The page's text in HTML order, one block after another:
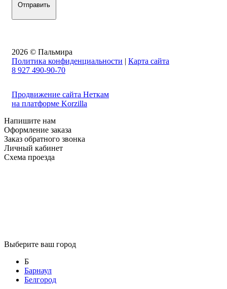
2026 © Пальмира
Политика конфиденциальности | Карта сайта
8 927 490-90-70
Продвижение сайта Неткам
на платформе Korzilla
Напишите нам
Оформление заказа
Заказ обратного звонка
Личный кабинет
Схема проезда
Выберите ваш город
Б
Барнаул
Белгород